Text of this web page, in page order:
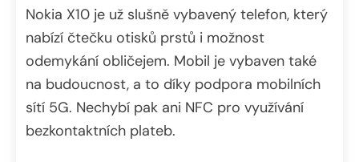
Nokia X10 je už slušně vybavený telefon, který
nabízí čtečku otisků prstů i možnost
odemykání obličejem. Mobil je vybaven také
na budoucnost, a to díky podpora mobilních
sítí 5G. Nechybí pak ani NFC pro využívání
bezkontaktních plateb.